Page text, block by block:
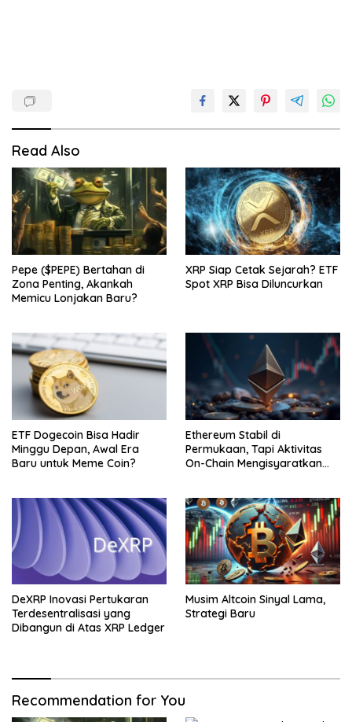
Read Also
Pepe ($PEPE) Bertahan di
Zona Penting, Akankah
Memicu Lonjakan Baru?
XRP Siap Cetak Sejarah? ETF
Spot XRP Bisa Diluncurkan
ETF Dogecoin Bisa Hadir
Minggu Depan, Awal Era
Baru untuk Meme Coin?
Ethereum Stabil di
Permukaan, Tapi Aktivitas
On-Chain Mengisyaratkan
DeXRP Inovasi Pertukaran
Terdesentralisasi yang
Dibangun di Atas XRP Ledger
Musim Altcoin Sinyal Lama,
Strategi Baru
Recommendation for You